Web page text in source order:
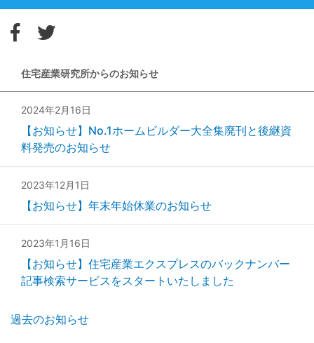
住宅産業研究所からのお知らせ
2024年2月16日
【お知らせ】No.1ホームビルダー大全集廃刊と後継資
料発売のお知らせ
2023年12月1日
【お知らせ】年末年始休業のお知らせ
2023年1月16日
【お知らせ】住宅産業エクスプレスのバックナンバー
記事検索サービスをスタートいたしました
過去のお知らせ